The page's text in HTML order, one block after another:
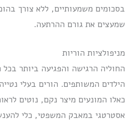
בסכומים משמעותיים, ללא צורך
שמעצים את גורם ההרתעה.
מניפולציות הוריות
החוליה הרגישה והפגיעה ביותר בכל
הילדים המשותפים. הורים בעלי
כאלו המונעים מיצר נקם, נוטים
אסטרטגי במאבק המשפטי, כלי